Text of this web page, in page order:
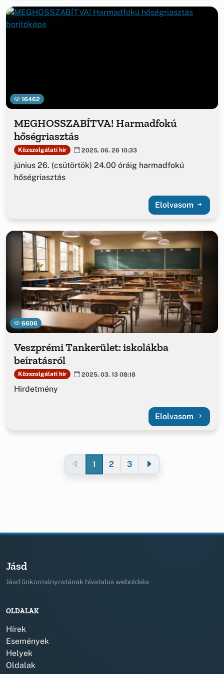
16462
MEGHOSSZABÍTVA! Harmadfokú
hőségriasztás
Közszolgálati hír 2025. 06. 26 10:33
június 26. (csütörtök) 24.00 óráig harmadfokú
hőségriasztás
Elolvasom
6606
Veszprémi Tankerület: iskolákba
beíratásról
Közszolgálati hír 2025. 03. 13 08:18
Hirdetmény
Elolvasom
1 2 3
Jásd
Jásd önkormányzatának hivatalos weboldala
OLDALAK
Hírek
Események
Helyek
Oldalak